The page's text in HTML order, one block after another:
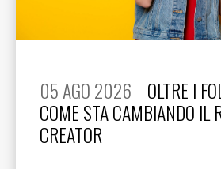
05 AGO 2026
OLTRE I
COME STA CAMBIANDO IL
CREATOR